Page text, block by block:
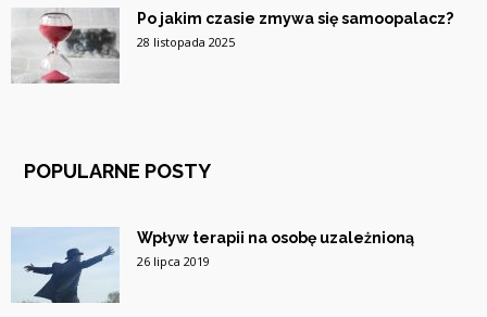
Po jakim czasie zmywa się samoopalacz?
28 listopada 2025
POPULARNE POSTY
Wpływ terapii na osobę uzależnioną
26 lipca 2019